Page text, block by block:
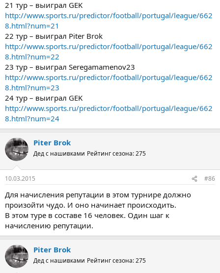
21 тур – выиграл GEK
http://www.sports.ru/predictor/football/portugal/league/662
8.html?num=21
22 тур – выиграл Piter Brok
http://www.sports.ru/predictor/football/portugal/league/662
8.html?num=22
23 тур – выиграл Seregamamenov23
http://www.sports.ru/predictor/football/portugal/league/662
8.html?num=23
24 тур – выиграл GEK
http://www.sports.ru/predictor/football/portugal/league/662
8.html?num=24
Piter Brok
Дед с нашивками Рейтинг сезона: 275
10.03.2015 #86
Для начисления репутации в этом турнире должно
произойти чудо. И оно начинает происходить.
В этом туре в составе 16 человек. Один шаг к
начислению репутации.
Piter Brok
Дед с нашивками Рейтинг сезона: 275